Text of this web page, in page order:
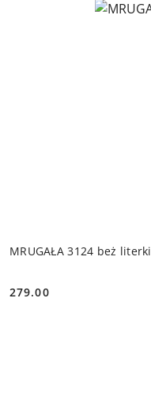
MRUGAŁA 3124 beż literki
Cena:
279.00